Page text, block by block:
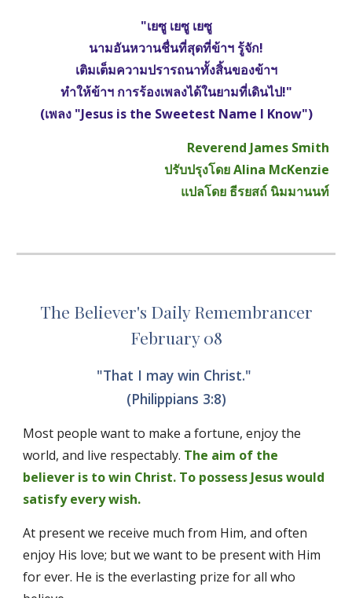
"เยซู เยซู เยซู
นามอันหวานชื่นที่สุดที่ข้าฯ รู้จัก!
เติมเต็มความปรารถนาทั้งสิ้นของข้าฯ
ทำให้ข้าฯ การร้องเพลงได้ในยามที่เดินไป!"
(เพลง "Jesus is the Sweetest Name I Know")
Reverend James Smith
ปรับปรุงโดย Alina McKenzie
แปลโดย ธีรยสถ์ นิมมานนท์
The Believer's Daily Remembrancer
February 08
"That I may win Christ."
(Philippians 3:8)
Most people want to make a fortune, enjoy the
world, and live respectably. The aim of the
believer is to win Christ. To possess Jesus would
satisfy every wish.
At present we receive much from Him, and often
enjoy His love; but we want to be present with Him
for ever. He is the everlasting prize for all who